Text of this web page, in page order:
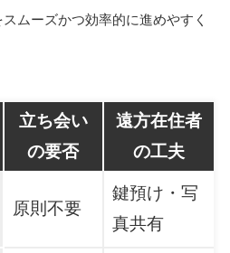
ムーズかつ効率的に進めやすく
立ち会い
の要否
遠方在住者
の工夫
原則不要
鍵預け・写
真共有